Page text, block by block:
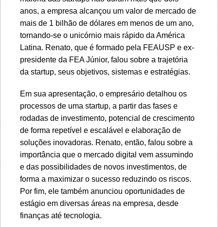
anos, a empresa alcançou um valor de mercado de
mais de 1 bilhão de dólares em menos de um ano,
tornando-se o unicórnio mais rápido da América
Latina. Renato, que é formado pela FEAUSP e ex-
presidente da FEA Júnior, falou sobre a trajetória
da startup, seus objetivos, sistemas e estratégias.
Em sua apresentação, o empresário detalhou os
processos de uma startup, a partir das fases e
rodadas de investimento, potencial de crescimento
de forma repetível e escalável e elaboração de
soluções inovadoras. Renato, então, falou sobre a
importância que o mercado digital vem assumindo
e das possibilidades de novos investimentos, de
forma a maximizar o sucesso reduzindo os riscos.
Por fim, ele também anunciou oportunidades de
estágio em diversas áreas na empresa, desde
finanças até tecnologia.